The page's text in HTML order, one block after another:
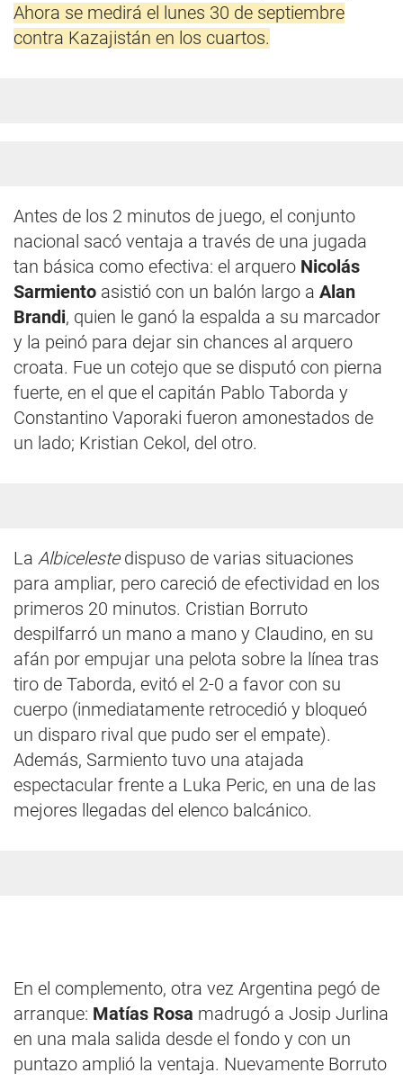
Ahora se medirá el lunes 30 de septiembre
contra Kazajistán en los cuartos.
Antes de los 2 minutos de juego, el conjunto
nacional sacó ventaja a través de una jugada
tan básica como efectiva: el arquero Nicolás
Sarmiento asistió con un balón largo a Alan
Brandi, quien le ganó la espalda a su marcador
y la peinó para dejar sin chances al arquero
croata. Fue un cotejo que se disputó con pierna
fuerte, en el que el capitán Pablo Taborda y
Constantino Vaporaki fueron amonestados de
un lado; Kristian Cekol, del otro.
La Albicelestedispuso de varias situaciones
para ampliar, pero careció de efectividad en los
primeros 20 minutos. Cristian Borruto
despilfarró un mano a mano y Claudino, en su
afán por empujar una pelota sobre la línea tras
tiro de Taborda, evitó el 2-0 a favor con su
cuerpo (inmediatamente retrocedió y bloqueó
un disparo rival que pudo ser el empate).
Además, Sarmiento tuvo una atajada
espectacular frente a Luka Peric, en una de las
mejores llegadas del elenco balcánico.
En el complemento, otra vez Argentina pegó de
arranque: Matías Rosa madrugó a Josip Jurlina
en una mala salida desde el fondo y con un
puntazo amplió la ventaja. Nuevamente Borruto